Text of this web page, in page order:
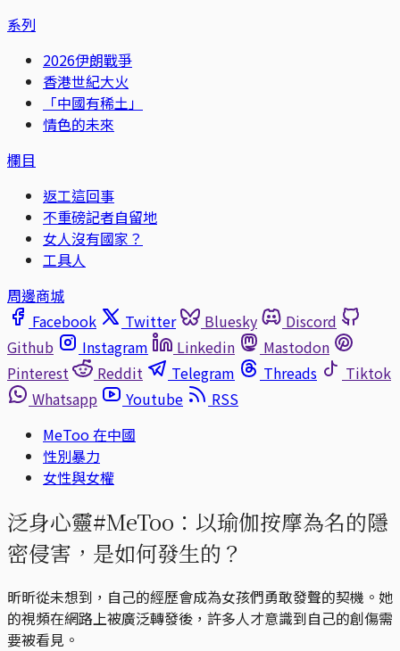
系列
2026伊朗戰爭
香港世紀大火
「中國有稀土」
情色的未來
欄目
返工這回事
不重磅記者自留地
女人沒有國家？
工具人
周邊商城
Facebook
Twitter Bluesky
Discord
Github
Instagram Linkedin
Mastodon
Pinterest
Reddit Telegram Threads
Tiktok
Whatsapp
Youtube
RSS
MeToo 在中國
性別暴力
女性與女權
泛身心靈#MeToo：以瑜伽按摩為名的隱
密侵害，是如何發生的？
昕昕從未想到，自己的經歷會成為女孩們勇敢發聲的契機。她
的視頻在網路上被廣泛轉發後，許多人才意識到自己的創傷需
要被看見。